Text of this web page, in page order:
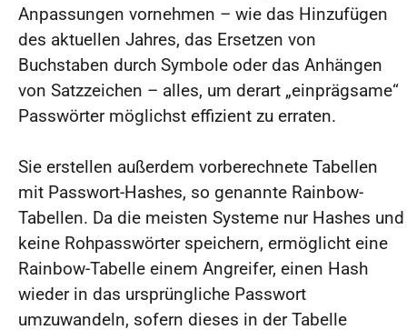
Anpassungen vornehmen – wie das Hinzufügen
des aktuellen Jahres, das Ersetzen von
Buchstaben durch Symbole oder das Anhängen
von Satzzeichen – alles, um derart „einprägsame“
Passwörter möglichst effizient zu erraten.
Sie erstellen außerdem vorberechnete Tabellen
mit Passwort-Hashes, so genannte Rainbow-
Tabellen. Da die meisten Systeme nur Hashes und
keine Rohpasswörter speichern, ermöglicht eine
Rainbow-Tabelle einem Angreifer, einen Hash
wieder in das ursprüngliche Passwort
umzuwandeln, sofern dieses in der Tabelle